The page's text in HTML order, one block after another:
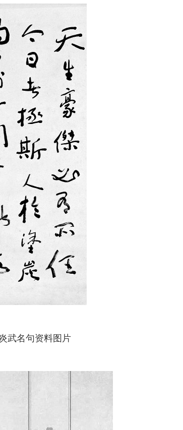
武名句资料图片